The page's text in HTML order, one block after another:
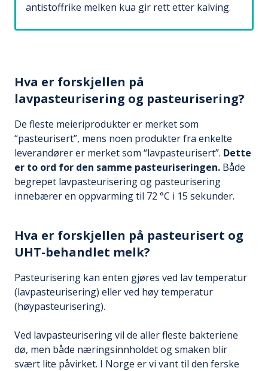
antistoffrike melken kua gir rett etter kalving.
Hva er forskjellen på
lavpasteurisering og pasteurisering?
De fleste meieriprodukter er merket som
“pasteurisert”, mens noen produkter fra enkelte
leverandører er merket som “lavpasteurisert”. Dette
er to ord for den samme pasteuriseringen. Både
begrepet lavpasteurisering og pasteurisering
innebærer en oppvarming til 72 °C i 15 sekunder.
Hva er forskjellen på pasteurisert og
UHT-behandlet melk?
Pasteurisering kan enten gjøres ved lav temperatur
(lavpasteurisering) eller ved høy temperatur
(høypasteurisering).
Ved lavpasteurisering vil de aller fleste bakteriene
dø, men både næringsinnholdet og smaken blir
svært lite påvirket. I Norge er vi vant til den ferske